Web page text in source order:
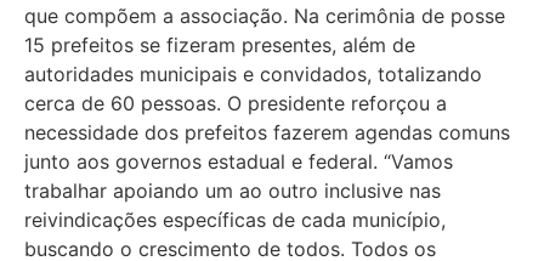
que compõem a associação. Na cerimônia de posse
15 prefeitos se fizeram presentes, além de
autoridades municipais e convidados, totalizando
cerca de 60 pessoas. O presidente reforçou a
necessidade dos prefeitos fazerem agendas comuns
junto aos governos estadual e federal. “Vamos
trabalhar apoiando um ao outro inclusive nas
reivindicações específicas de cada município,
buscando o crescimento de todos. Todos os